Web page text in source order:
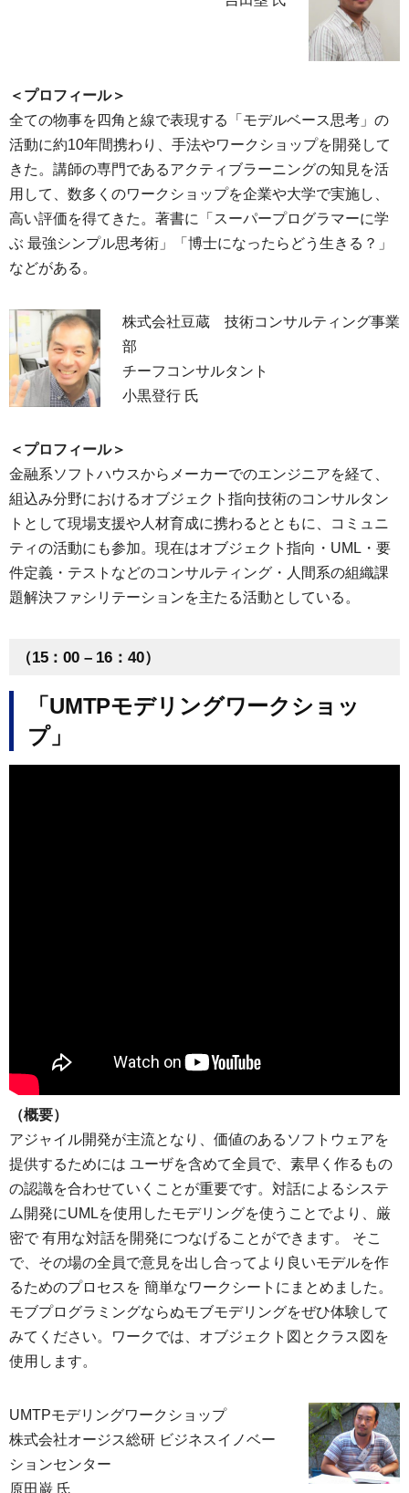
＜プロフィール＞
全ての物事を四角と線で表現する「モデルベース思考」の
活動に約10年間携わり、手法やワークショップを開発して
きた。講師の専門であるアクティブラーニングの知見を活
用して、数多くのワークショップを企業や大学で実施し、
高い評価を得てきた。著書に「スーパープログラマーに学
ぶ 最強シンプル思考術」「博士になったらどう生きる？」
などがある。
株式会社豆蔵 技術コンサルティング事業
部
チーフコンサルタント
小黒登行 氏
＜プロフィール＞
金融系ソフトハウスからメーカーでのエンジニアを経て、
組込み分野におけるオブジェクト指向技術のコンサルタン
トとして現場支援や人材育成に携わるとともに、コミュニ
ティの活動にも参加。現在はオブジェクト指向・UML・要
件定義・テストなどのコンサルティング・人間系の組織課
題解決ファシリテーションを主たる活動としている。
（15：00 – 16：40）
「UMTPモデリングワークショッ
プ」
（概要）
アジャイル開発が主流となり、価値のあるソフトウェアを
提供するためには ユーザを含めて全員で、素早く作るもの
の認識を合わせていくことが重要です。対話によるシステ
ム開発にUMLを使用したモデリングを使うことでより、厳
密で 有用な対話を開発につなげることができます。 そこ
で、その場の全員で意見を出し合ってより良いモデルを作
るためのプロセスを 簡単なワークシートにまとめました。
モブプログラミングならぬモブモデリングをぜひ体験して
みてください。ワークでは、オブジェクト図とクラス図を
使用します。
UMTPモデリングワークショップ
株式会社オージス総研 ビジネスイノベー
ションセンター
原田巌 氏